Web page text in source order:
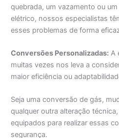
quebrada, um vazamento ou
elétrico, nossos especialistas
esses problemas de forma
Conversões Personalizadas: A
muitas vezes nos leva a
maior eficiência ou
Seja uma conversão de gás,
qualquer outra alteração
equipados para realizar essas
segurança.